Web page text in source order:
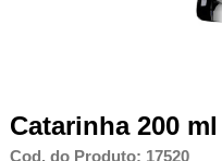
Catarinha 200
Cod. do Produto: 17520